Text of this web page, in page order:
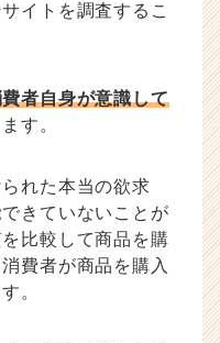
イトを調査するこ
者自身が意識して
す。
れた本当の欲求
きていないことが
比較して商品を購
費者が商品を購入
。